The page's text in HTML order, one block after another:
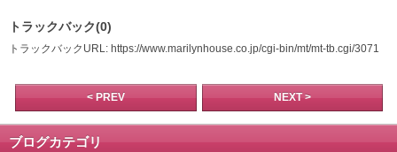
トラックバック(0)
トラックバックURL: https://www.marilynhouse.co.jp/cgi-bin/mt/mt-tb.cgi/3071
< PREV NEXT >
ブログカテゴリ